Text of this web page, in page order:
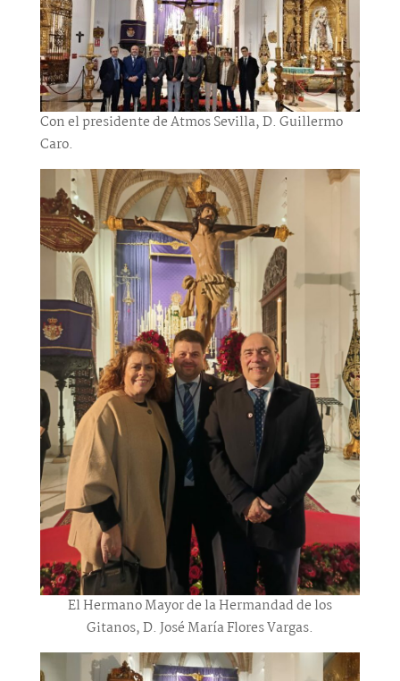
Con el presidente de Atmos Sevilla, D. Guillermo
Caro.
El Hermano Mayor de la Hermandad de los
Gitanos, D. José María Flores Vargas.